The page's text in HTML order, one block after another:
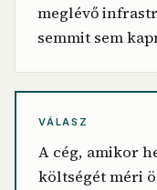
meglévő
semmit sem
VÁLASZ
A cég, amikor
költségét méri